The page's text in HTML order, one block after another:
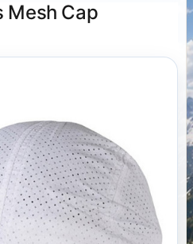
Mesh Cap